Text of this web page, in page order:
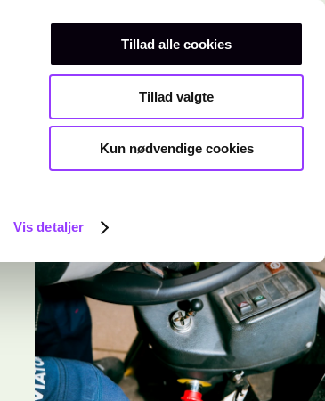
Vis detaljer
Tillad alle cookies
Tillad valgte
Kun nødvendige cookies
Teknisk gymnasiumKurser